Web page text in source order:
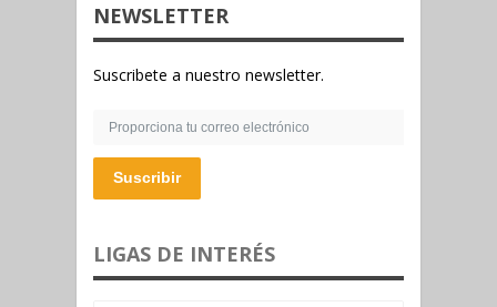
NEWSLETTER
Suscribete a nuestro newsletter.
Suscribir
LIGAS DE INTERÉS